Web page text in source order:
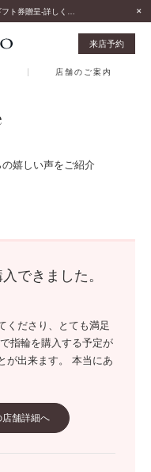
来店予約
店舗のご案内
嬉しい声をご紹介
できました。
くださり、とても満足
指輪を購入する予定が
が出来ます。 本当にあ
舗詳細へ